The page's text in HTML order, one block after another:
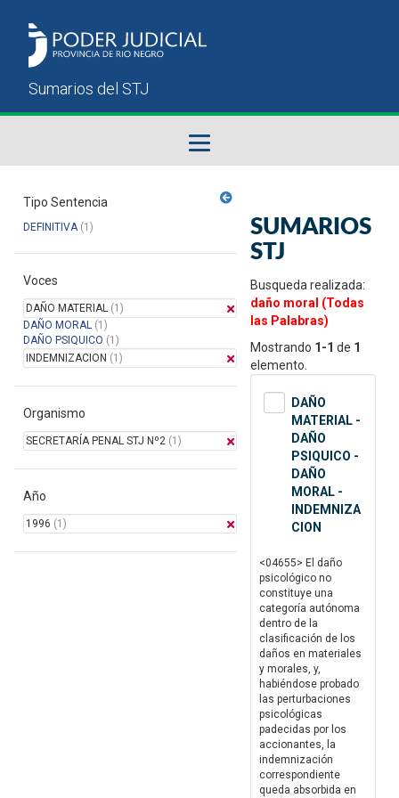
Sumarios del STJ
Manual del Usuario
Tipo Sentencia
DEFINITIVA(1)
Voces
DAÑO MATERIAL (1)
DAÑO MORAL (1)
DAÑO PSIQUICO (1)
INDEMNIZACION (1)
Organismo
SECRETARÍA PENAL STJ Nº2 (1)
Año
1996 (1)
SUMARIOS
STJ
Busqueda realizada:
daño moral (Todas
las Palabras)
Mostrando 1-1 de 1
elemento.
DAÑO
MATERIAL -
DAÑO
PSIQUICO -
DAÑO
MORAL -
INDEMNIZA
CION
<04655> El daño
psicológico no
constituye una
categoría autónoma
dentro de la
clasificación de los
daños en materiales
y morales, y,
habiéndose probado
las perturbaciones
psicológicas
padecidas por los
accionantes, la
indemnización
correspondiente
queda absorbida en